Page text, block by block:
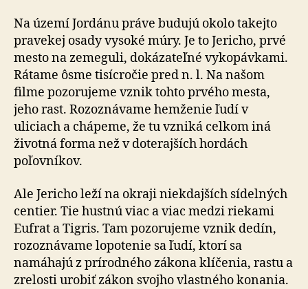
Na území Jordánu práve budujú okolo takejto
pravekej osady vysoké múry. Je to Jericho, prvé
mesto na zemeguli, dokázateľné vykopávkami.
Rátame ôsme tisícročie pred n. l. Na našom
filme pozorujeme vznik tohto prvého mesta,
jeho rast. Rozoznávame hemženie ľudí v
uliciach a chápeme, že tu vzniká celkom iná
životná forma než v doterajších hordách
poľovníkov.
Ale Jericho leží na okraji niekdajších sídelných
centier. Tie hustnú viac a viac medzi riekami
Eufrat a Tigris. Tam pozorujeme vznik dedín,
rozoznávame lopotenie sa ľudí, ktorí sa
namáhajú z prírodného zákona klíčenia, rastu a
zrelosti urobiť zákon svojho vlastného konania.